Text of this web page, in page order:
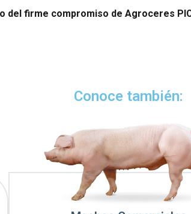
del firme compromiso de Agroceres
Conoce también: